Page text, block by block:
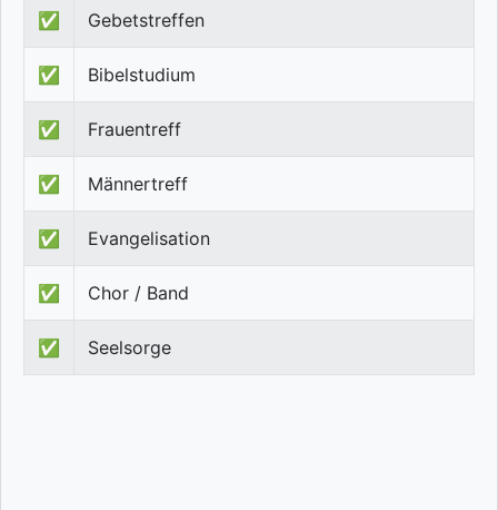
✅ Gebetstreffen
✅ Bibelstudium
✅ Frauentreff
✅ Männertreff
✅ Evangelisation
✅ Chor / Band
✅ Seelsorge